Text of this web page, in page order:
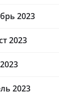
2023
2023
2023